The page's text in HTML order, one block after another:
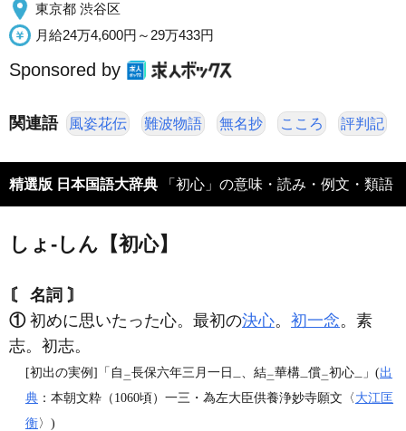
東京都 渋谷区
月給24万4,600円～29万433円
Sponsored by
関連語 風姿花伝 難波物語 無名抄 こころ 評判記
精選版 日本国語大辞典 「初心」の意味・読み・例文・類語
しょ‐しん【初心】
〘 名詞 〙
①初めに思いたった心。最初の決心。 初一念。素
志。初志。
[初出の実例]「自 二長保六年三月一日 一 、結二華構一償二初心一 」(出
典 ：本朝文粋（1060頃）一三・為左大臣供養浄妙寺願文〈大江匡
衡〉)